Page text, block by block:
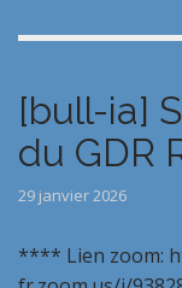
[bull-ia]
du GDR
29 janvier 2026
**** Lien zoom: